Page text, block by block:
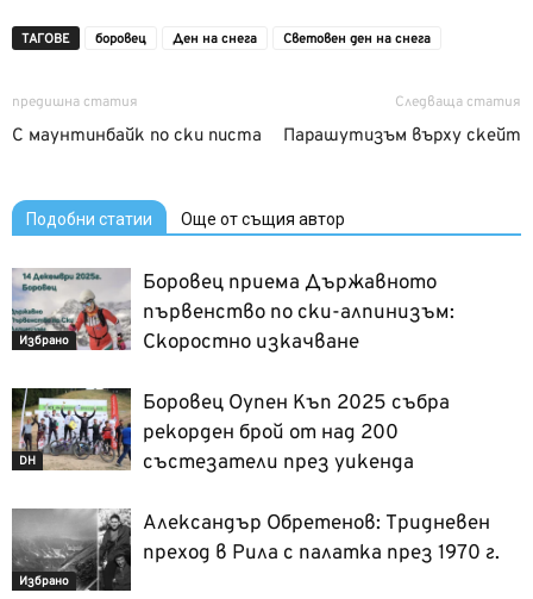
ТАГОВЕ боровец Ден на снега Световен ден на снега
предишна статия
С маунтинбайк по ски писта
Следваща статия
Парашутизъм върху скейт
Подобни статии Още от същия автор
Избрано
Боровец приема Държавното
първенство по ски-алпинизъм:
Скоростно изкачване
DH
Боровец Оупен Къп 2025 събра
рекорден брой от над 200
състезатели през уикенда
Избрано
Александър Обретенов: Тридневен
преход в Рила с палатка през 1970 г.